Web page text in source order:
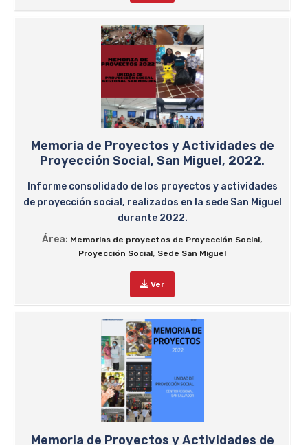
Memoria de Proyectos y Actividades de
Proyección Social, San Miguel, 2022.
Informe consolidado de los proyectos y actividades
de proyección social, realizados en la sede San Miguel
durante 2022.
Área: Memorias de proyectos de Proyección Social,
Proyección Social, Sede San Miguel
Ver
Memoria de Proyectos y Actividades de